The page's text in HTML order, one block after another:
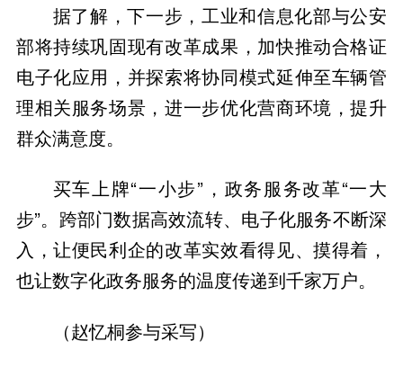
据了解，下一步，工业和信息化部与公安
部将持续巩固现有改革成果，加快推动合格证
电子化应用，并探索将协同模式延伸至车辆管
理相关服务场景，进一步优化营商环境，提升
群众满意度。
买车上牌“一小步”，政务服务改革“一大
步”。跨部门数据高效流转、电子化服务不断深
入，让便民利企的改革实效看得见、摸得着，
也让数字化政务服务的温度传递到千家万户。
（赵忆桐参与采写）